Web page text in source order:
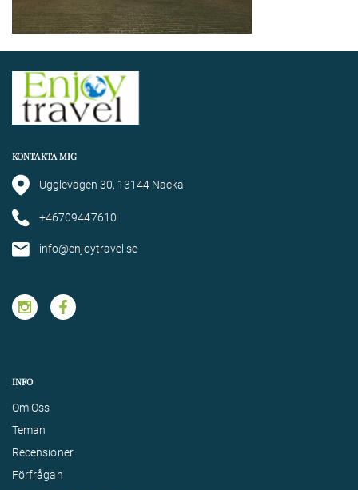
KONTAKTA MIG
Ugglevägen 30, 13144 Nacka
+46709447610
info@enjoytravel.se
INFO
Om Oss
Teman
Recensioner
Förfrågan